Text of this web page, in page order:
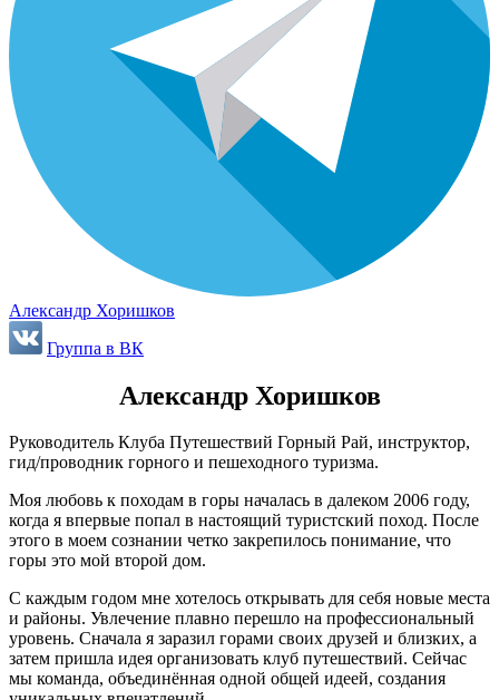
Александр Хоришков
Группа в ВК
Александр Хоришков
Руководитель Клуба Путешествий Горный Рай, инструктор,
гид/проводник горного и пешеходного туризма.
Моя любовь к походам в горы началась в далеком 2006 году,
когда я впервые попал в настоящий туристский поход. После
этого в моем сознании четко закрепилось понимание, что
горы это мой второй дом.
С каждым годом мне хотелось открывать для себя новые места
и районы. Увлечение плавно перешло на профессиональный
уровень. Сначала я заразил горами своих друзей и близких, а
затем пришла идея организовать клуб путешествий. Сейчас
мы команда, объединённая одной общей идеей, создания